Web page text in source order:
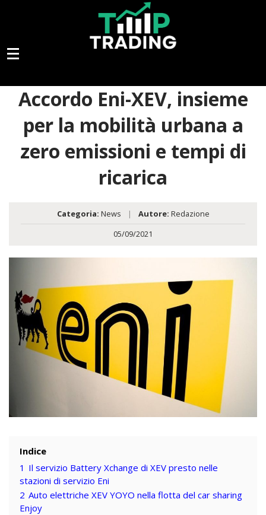
Accordo Eni-XEV, insieme
per la mobilità urbana a
zero emissioni e tempi di
ricarica
Categoria: News | Autore: Redazione
05/09/2021
Indice
1 Il servizio Battery Xchange di XEV presto nelle
stazioni di servizio Eni
2 Auto elettriche XEV YOYO nella flotta del car sharing
Enjoy